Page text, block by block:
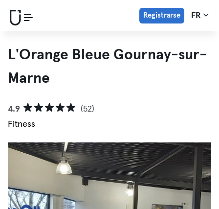
Registrarse FR
L'Orange Bleue Gournay-sur-
Marne
4.9
(52)
Fitness